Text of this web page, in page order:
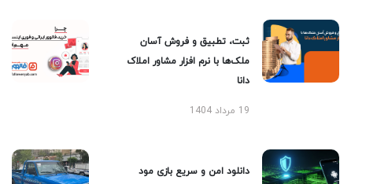
ثبت، تطبیق و فروش آسان
ملک‌ها با نرم افزار مشاور املاک
دانا
19 مرداد 1404
دانلود امن و سریع بازی مود